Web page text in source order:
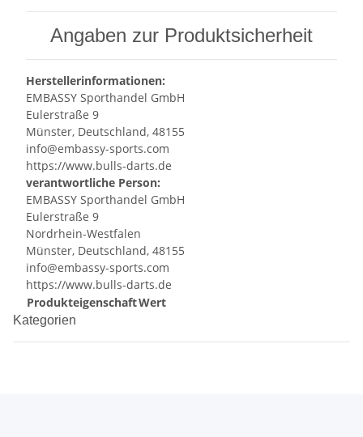
Angaben zur Produktsicherheit
Herstellerinformationen:
EMBASSY Sporthandel GmbH
Eulerstraße 9
Münster, Deutschland, 48155
info@embassy-sports.com
https://www.bulls-darts.de
verantwortliche Person:
EMBASSY Sporthandel GmbH
Eulerstraße 9
Nordrhein-Westfalen
Münster, Deutschland, 48155
info@embassy-sports.com
https://www.bulls-darts.de
ProdukteigenschaftWert
Kategorien